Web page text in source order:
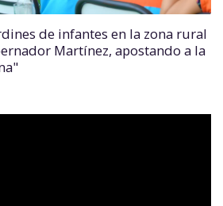
de infantes en la zona rural
Martínez, apostando a la